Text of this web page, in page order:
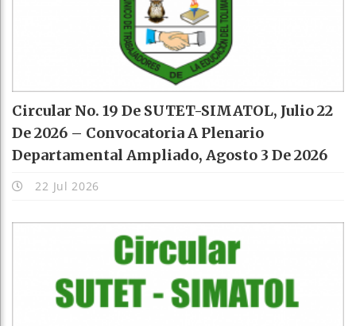
Circular No. 19 De SUTET-SIMATOL, Julio 22
De 2026 – Convocatoria A Plenario
Departamental Ampliado, Agosto 3 De 2026
22 Jul 2026